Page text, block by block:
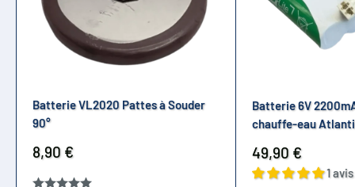
Batterie VL2020 Pattes à Souder
90°
Prix
réduit
8,90 €
Batterie 6V
chauffe-eau
Prix
réduit
49,90 €
1 avis